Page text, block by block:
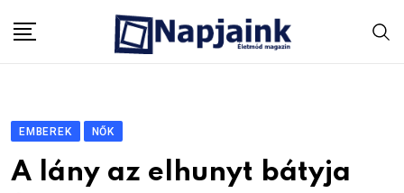
EMBEREK NŐK
A lány az elhunyt bátyja